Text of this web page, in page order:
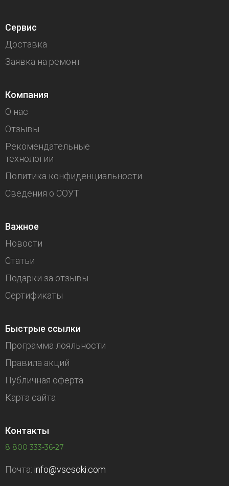
Сервис
Доставка
Заявка на ремонт
Компания
О нас
Отзывы
Рекомендательные
технологии
Политика конфиденциальности
Сведения о СОУТ
Важное
Новости
Статьи
Подарки за отзывы
Сертификаты
Быстрые ссылки
Программа лояльности
Правила акций
Публичная оферта
Карта сайта
Контакты
8 800 333-36-27
Почта: info@vsesoki.com